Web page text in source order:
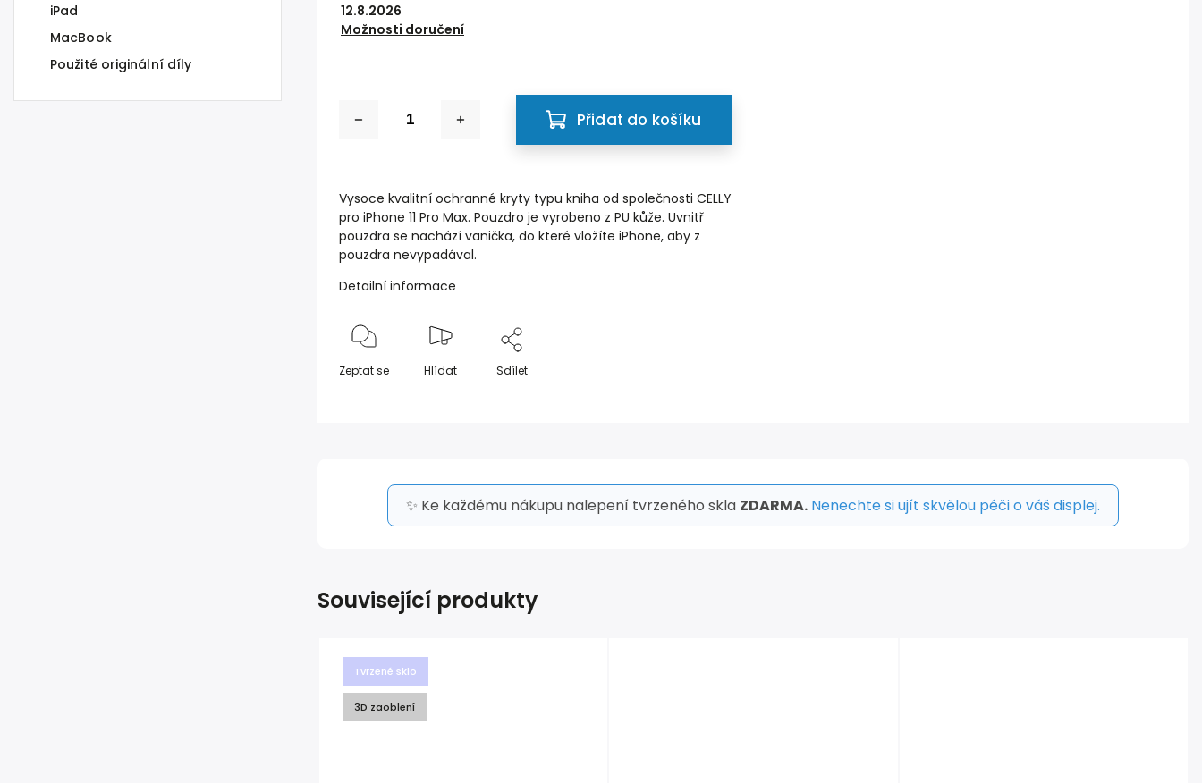
iPad
MacBook
Použité originální díly
12.8.2026
Možnosti doručení
Přidat do košíku
Vysoce kvalitní ochranné kryty typu kniha od společnosti CELLY
pro iPhone 11 Pro Max. Pouzdro je vyrobeno z PU kůže. Uvnitř
pouzdra se nachází vanička, do které vložíte iPhone, aby z
pouzdra nevypadával.
Detailní informace
Zeptat se Hlídat Sdílet
✨ Ke každému nákupu nalepení tvrzeného skla ZDARMA. Nenechte si ujít skvělou péči o váš displej.
Související produkty
Tvrzené sklo
3D zaoblení